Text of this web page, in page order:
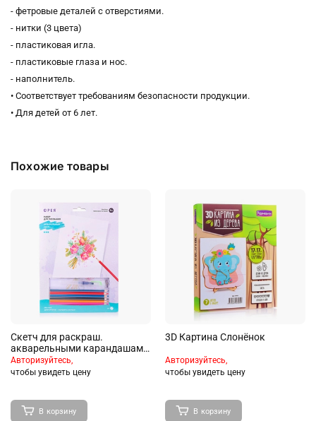
- фетровые деталей с отверстиями.
- нитки (3 цвета)
- пластиковая игла.
- пластиковые глаза и нос.
- наполнитель.
• Соответствует требованиям безопасности продукции.
• Для детей от 6 лет.
Похожие товары
Скетч для раскраш.
акварельными карандашами
Авторизуйтесь,
чтобы увидеть цену
В корзину
3D Картина Слонёнок
Авторизуйтесь,
чтобы увидеть цену
В корзину